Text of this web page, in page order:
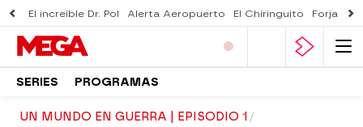
El increíble Dr. Pol Alerta Aeropuerto El Chiringuito Forjado
SERIES PROGRAMAS
UN MUNDO EN GUERRA | EPISODIO 1